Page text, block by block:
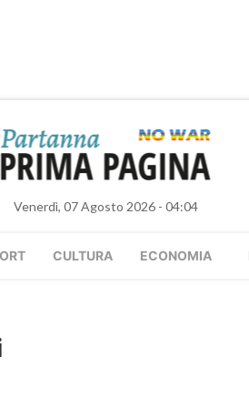
Venerdì, 07 Agosto 2026 - 04:04
CULTURA ECONOMIA